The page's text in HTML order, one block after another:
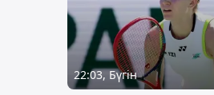
22:03, Бүгін